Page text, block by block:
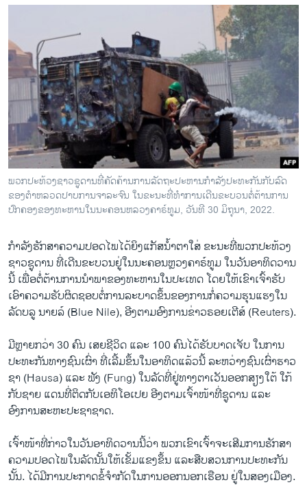
ຊີວິດຊາວລາວ
ຊຸມຊົນຊາວລາວ
ວິທະຍາສາດ-ເທັກໂນໂລຈີ
ທຸລະກິດ
ພາສາອັງກິດ
ວີດີໂອ
ສຽງ
ລາຍງານ
ພາສາຕ່າງໆ
ພວກປະທ້ວງຊາວຊູດານທີ່​ຄັດ​ຄ້ານ​ການ​ລັດ​ຖະ​ປະ​ຫານກຳ​ລັງປະ​ທະ​ກັນ​ກັບລົດ​
ຂອງ​ຕຳ​ຫລວດປາບ​ການ​ຈາ​ລະ​ຈົນ ໃນຂະ​ນະ​ທີ່​ທຳການ​ເດີນ​ຂະ​ບວນຕໍ່​ຕ້ານ​ການ​
ປົກ​ຄອງ​ຂອງ​ທະ​ຫານ​ໃນ​ນະ​ຄອນ​ຫລວງ​ຄາ​ຣ໌​ທູມ, ວັນ​ທີ 30 ມິ​ຖຸ​ນາ, 2022.
ກຳລັງຮັກສາຄວາມປອດໄພໄດ້ຍິງແກັສນ້ຳຕາໃສ່ ຂະນະທີ່ພວກປະທ້ວງ
ຊາວຊູດານ ທີ່ເດີນຂະບວນຢູ່ໃນນະຄອນຫຼວງຄາ​ຣ໌​ທູມ ໃນວັນອາທິດວານ
ນີ້ ເພື່ອຕໍ່ຕ້ານການນຳພາຂອງທະຫານໃນປະເທດ ໂດຍໃຫ້ເຂົາ​ເຈົ້າຮັບ
ເອົາຄວາມຮັບຜິດຊອບຕໍ່ການລະ​ບາດ​ຂຶ້ນຂອງການກໍ່ຄວາມຮຸນແຮງໃນ
ລັດບ​ລູ ນາຍ​ລ໌ (Blue Nile), ອີງ​ຕາມ​ອົງ​ການ​ຂ່າວ​ຣອຍ​ເຕີ​ສ໌ (Reuters).
ມີຫຼາຍກວ່າ 30 ຄົນ ເສຍຊີວິດ ແລະ 100 ຄົນໄດ້ຮັບບາດເຈັບ ໃນການ
ປະທະກັນທາງ​ຊົນ​ເຜົ່າ ທີ່ເລີ້ມຂຶ້ນໃນອາທິດແລ້ວນີ້ ລະຫວ່າງຊົນເຜົ່າຮາວ​
ຊາ (Hausa) ແລະ ຟັງ (Fung) ໃນລັດ​ທີ່​ຢູ່ທາງຕາເວັນອອກສຽງໃຕ້ ໃກ້
ກັບຊາຍ ແດນທີ່​ຕິດກັບເອທິໂອເປຍ ອີງຕາມເຈົ້າໜ້າທີ່ຊູດານ ແລະ
ອົງການສະຫະປະຊາຊາດ.
ເຈົ້າ​ໜ້າ​ທີ່​ກ່າວ​ໃນ​ວັນ​ອາ​ທິດ​ວານນີ້​ວ່າ ພວກ​ເຂົາ​ເຈົ້າ​ຈະ​ເສີມການ​ຮັກ​ສາ
ຄວາມ​ປອດ​ໄພ​ໃນ​ລັດນັ້ນໃຫ້​ເຂັ້ມ​ແຂງຂຶ້ນ ແລະ​ສືບ​ສວນ​ການ​ປະ​ທະ​ກັນ
ນັ້ນ. ​ໄດ້ມີ​ການ​ປະກາດຂໍ້​ຈຳ​ກັດໃນ​ການອອກນອກ​ເຮືອນ ຢູ່​ໃນ​ສອງ​ເມືອງ.